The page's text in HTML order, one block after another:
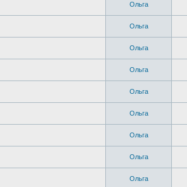
Ольга
Ольга
Ольга
Ольга
Ольга
Ольга
Ольга
Ольга
Ольга